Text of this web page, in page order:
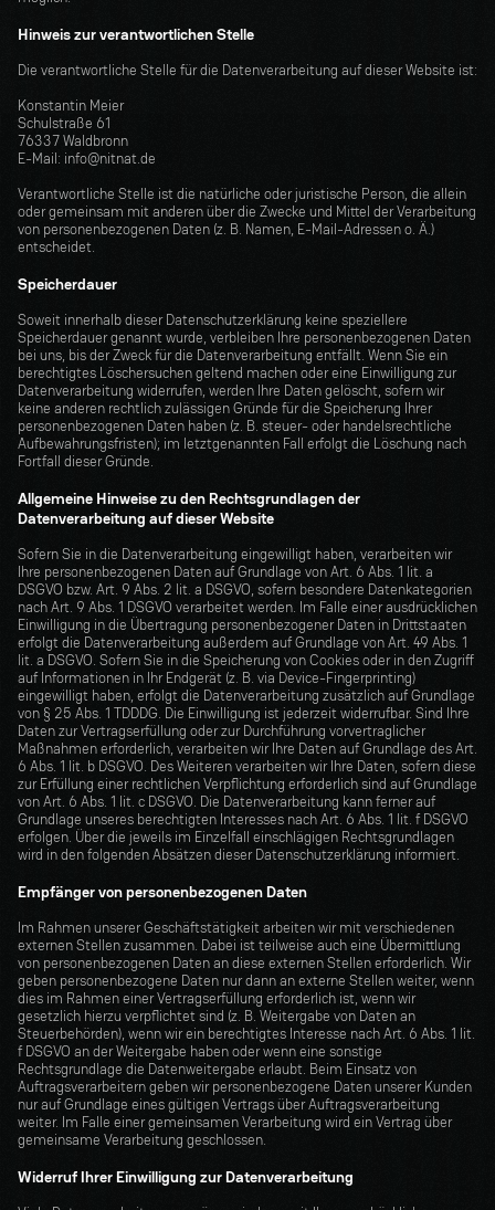
Hinweis zur verantwortlichen Stelle
Die verantwortliche Stelle für die Datenverarbeitung auf dieser Website ist:
Konstantin Meier
Schulstraße 61
76337 Waldbronn
E-Mail: info@nitnat.de
Verantwortliche Stelle ist die natürliche oder juristische Person, die allein
oder gemeinsam mit anderen über die Zwecke und Mittel der Verarbeitung
von personenbezogenen Daten (z. B. Namen, E-Mail-Adressen o. Ä.)
entscheidet.
Speicherdauer
Soweit innerhalb dieser Datenschutzerklärung keine speziellere
Speicherdauer genannt wurde, verbleiben Ihre personenbezogenen Daten
bei uns, bis der Zweck für die Datenverarbeitung entfällt. Wenn Sie ein
berechtigtes Löschersuchen geltend machen oder eine Einwilligung zur
Datenverarbeitung widerrufen, werden Ihre Daten gelöscht, sofern wir
keine anderen rechtlich zulässigen Gründe für die Speicherung Ihrer
personenbezogenen Daten haben (z. B. steuer- oder handelsrechtliche
Aufbewahrungsfristen); im letztgenannten Fall erfolgt die Löschung nach
Fortfall dieser Gründe.
Allgemeine Hinweise zu den Rechtsgrundlagen der
Datenverarbeitung auf dieser Website
Sofern Sie in die Datenverarbeitung eingewilligt haben, verarbeiten wir
Ihre personenbezogenen Daten auf Grundlage von Art. 6 Abs. 1 lit. a
DSGVO bzw. Art. 9 Abs. 2 lit. a DSGVO, sofern besondere Datenkategorien
nach Art. 9 Abs. 1 DSGVO verarbeitet werden. Im Falle einer ausdrücklichen
Einwilligung in die Übertragung personenbezogener Daten in Drittstaaten
erfolgt die Datenverarbeitung außerdem auf Grundlage von Art. 49 Abs. 1
lit. a DSGVO. Sofern Sie in die Speicherung von Cookies oder in den Zugriff
auf Informationen in Ihr Endgerät (z. B. via Device-Fingerprinting)
eingewilligt haben, erfolgt die Datenverarbeitung zusätzlich auf Grundlage
von § 25 Abs. 1 TDDDG. Die Einwilligung ist jederzeit widerrufbar. Sind Ihre
Daten zur Vertragserfüllung oder zur Durchführung vorvertraglicher
Maßnahmen erforderlich, verarbeiten wir Ihre Daten auf Grundlage des Art.
6 Abs. 1 lit. b DSGVO. Des Weiteren verarbeiten wir Ihre Daten, sofern diese
zur Erfüllung einer rechtlichen Verpflichtung erforderlich sind auf Grundlage
von Art. 6 Abs. 1 lit. c DSGVO. Die Datenverarbeitung kann ferner auf
Grundlage unseres berechtigten Interesses nach Art. 6 Abs. 1 lit. f DSGVO
erfolgen. Über die jeweils im Einzelfall einschlägigen Rechtsgrundlagen
wird in den folgenden Absätzen dieser Datenschutzerklärung informiert.
Empfänger von personenbezogenen Daten
Im Rahmen unserer Geschäftstätigkeit arbeiten wir mit verschiedenen
externen Stellen zusammen. Dabei ist teilweise auch eine Übermittlung
von personenbezogenen Daten an diese externen Stellen erforderlich. Wir
geben personenbezogene Daten nur dann an externe Stellen weiter, wenn
dies im Rahmen einer Vertragserfüllung erforderlich ist, wenn wir
gesetzlich hierzu verpflichtet sind (z. B. Weitergabe von Daten an
Steuerbehörden), wenn wir ein berechtigtes Interesse nach Art. 6 Abs. 1 lit.
f DSGVO an der Weitergabe haben oder wenn eine sonstige
Rechtsgrundlage die Datenweitergabe erlaubt. Beim Einsatz von
Auftragsverarbeitern geben wir personenbezogene Daten unserer Kunden
nur auf Grundlage eines gültigen Vertrags über Auftragsverarbeitung
weiter. Im Falle einer gemeinsamen Verarbeitung wird ein Vertrag über
gemeinsame Verarbeitung geschlossen.
Widerruf Ihrer Einwilligung zur Datenverarbeitung